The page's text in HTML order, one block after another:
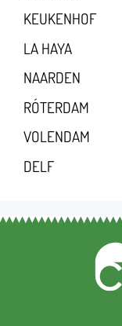
KEUKENHOF
LA HAYA
NAARDEN
RÓTERDAM
VOLENDAM
DELF